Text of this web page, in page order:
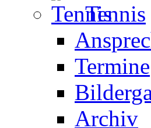
Tennis
Termine
Archiv